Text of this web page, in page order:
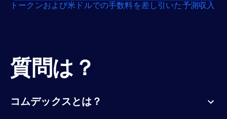
トークンおよび米ドルでの手数料を差し引いた予測収入
質問は？
コムデックスとは？